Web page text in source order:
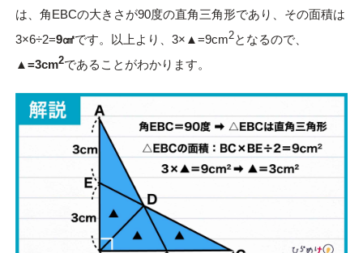
は、角EBCの大きさが90度の直角三角形であり、その面積は
3×6÷2=9㎠です。以上より、3×▲=9cm2となるので、
▲=3cm2であることがわかります。